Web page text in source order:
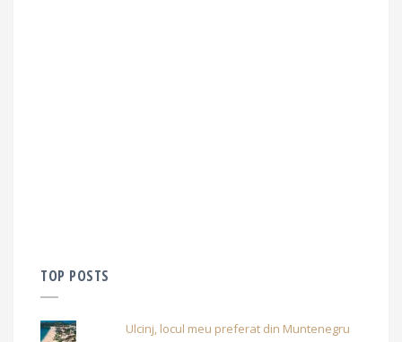
TOP POSTS
Ulcinj, locul meu preferat din Muntenegru